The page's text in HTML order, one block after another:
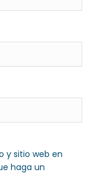
y sitio web en
haga un